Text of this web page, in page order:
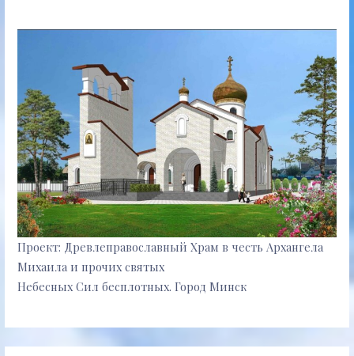
Проект: Древлеправославный Храм в честь Архангела
Михаила и прочих святых
Небесных Сил бесплотных. Город Минск